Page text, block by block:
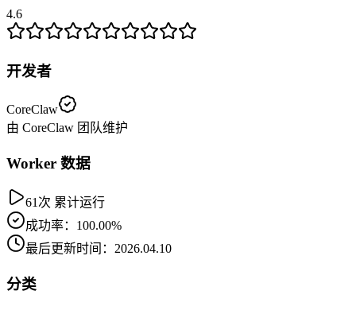
4.6
开发者
CoreClaw
由 CoreClaw 团队维护
Worker 数据
61次 累计运行
成功率：100.00%
最后更新时间：2026.04.10
分类